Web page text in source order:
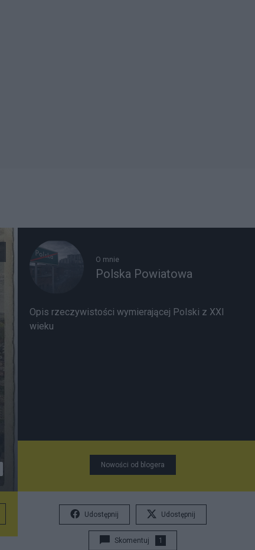
O mnie
Polska Powiatowa
Opis rzeczywistości wymierającej Polski z XXI
wieku
Nowości od blogera
Udostępnij Udostępnij
Skomentuj 1